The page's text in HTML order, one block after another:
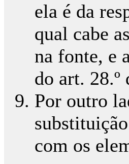
ela é da
qual cabe
na fonte, e
do art. 28.º
Por outro
com os